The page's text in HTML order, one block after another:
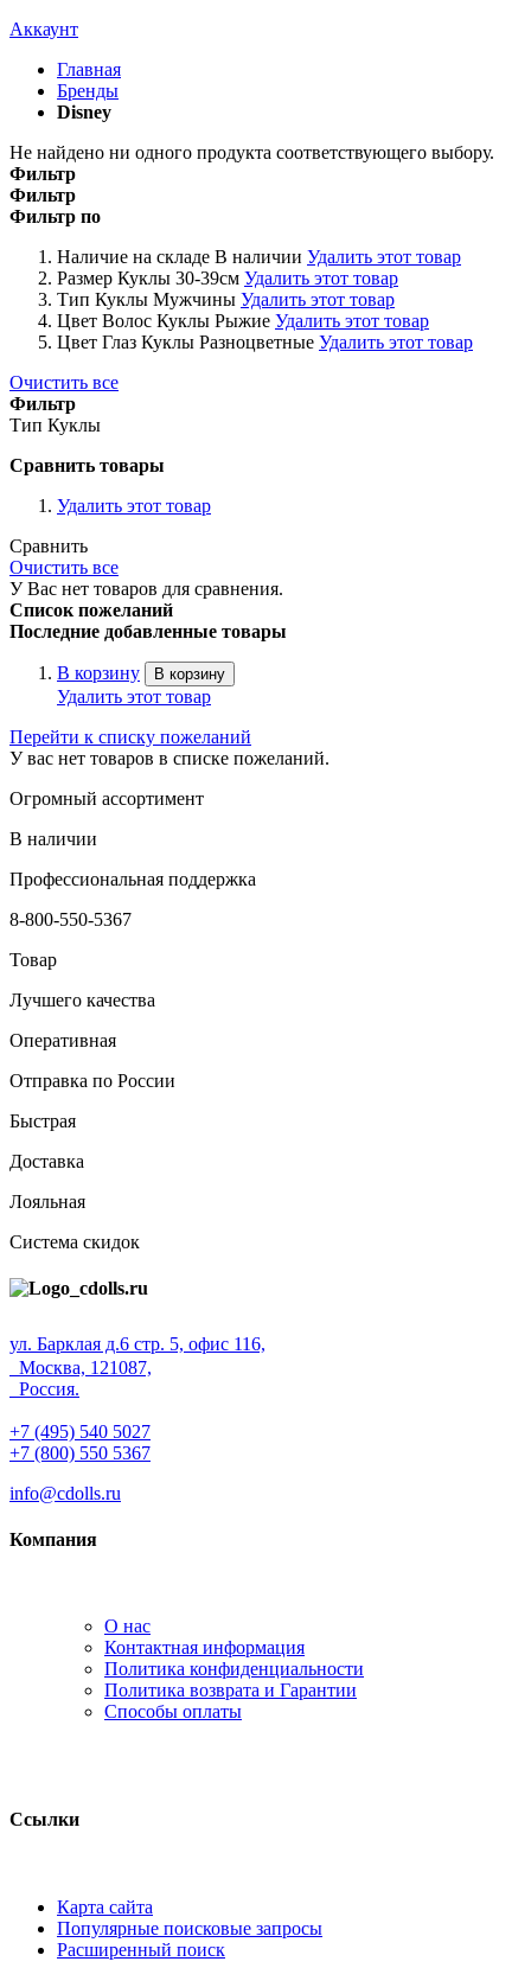
Аккаунт
Главная
Бренды
Disney
Не найдено ни одного продукта соответствующего выбору.
Фильтр
Фильтр
Фильтр по
Наличие на складе В наличии Удалить этот товар
Размер Куклы 30-39см Удалить этот товар
Тип Куклы Мужчины Удалить этот товар
Цвет Волос Куклы Рыжие Удалить этот товар
Цвет Глаз Куклы Разноцветные Удалить этот товар
Очистить все
Фильтр
Тип Куклы
Сравнить товары
Удалить этот товар
Сравнить
Очистить все
У Вас нет товаров для сравнения.
Список пожеланий
Последние добавленные товары
В корзину В корзину
Удалить этот товар
Перейти к списку пожеланий
У вас нет товаров в списке пожеланий.
Огромный ассортимент
В наличии
Профессиональная поддержка
8-800-550-5367
Товар
Лучшего качества
Оперативная
Отправка по России
Быстрая
Доставка
Лояльная
Система скидок
ул. Барклая д.6 стр. 5, офис 116,
Москва, 121087,
Россия.
+7 (495) 540 5027
+7 (800) 550 5367
info@cdolls.ru
Компания
О нас
Контактная информация
Политика конфиденциальности
Политика возврата и Гарантии
Способы оплаты
Ссылки
Карта сайта
Популярные поисковые запросы
Расширенный поиск